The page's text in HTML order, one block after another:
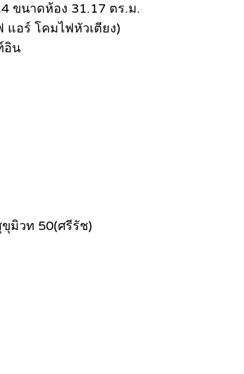
ขนาดห้อง 31.17 ตร.ม.
แอร์ โคมไฟหัวเตียง)
อิน
มิวท 50(ศรีรัช)